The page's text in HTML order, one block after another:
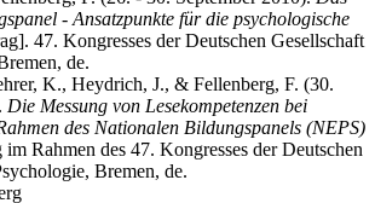
- Ansatzpunkte für die psychologische
47. Kongresses der Deutschen Gesellschaft
de.
K., Heydrich, J., & Fellenberg, F. (30.
Die Messung von Lesekompetenzen bei
des Nationalen Bildungspanels (NEPS)
Rahmen des 47. Kongresses der Deutschen
Bremen, de.